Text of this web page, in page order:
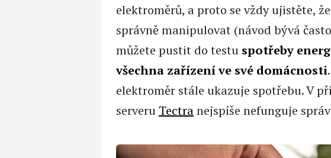
elektroměrů, a proto se vždy ujistěte,
správně manipulovat (návod bývá
můžete pustit do testu spotřeby
všechna zařízení ve své domácnosti
elektroměr stále ukazuje spotřebu. V
serveru Tectranejspíše nefunguje